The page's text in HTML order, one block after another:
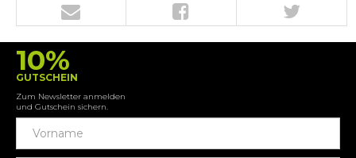
10%
GUTSCHEIN
Zum Newsletter anmelden
und Gutschein sichern.